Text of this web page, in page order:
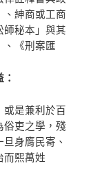
紳商或工商
師秘本」與其
、《刑案匯
或是兼利於百
吏之學，殘
身膺民寄、
而熙萬姓